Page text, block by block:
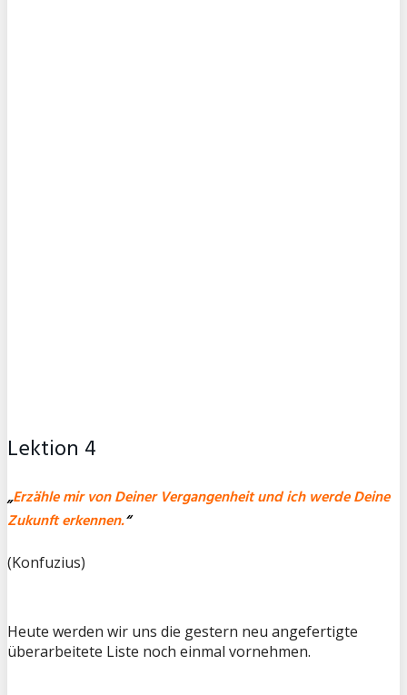
Lektion 4
„Erzähle mir von Deiner Vergangenheit und ich werde Deine
Zukunft erkennen.“
(Konfuzius)
Heute werden wir uns die gestern neu angefertigte
überarbeitete Liste noch einmal vornehmen.